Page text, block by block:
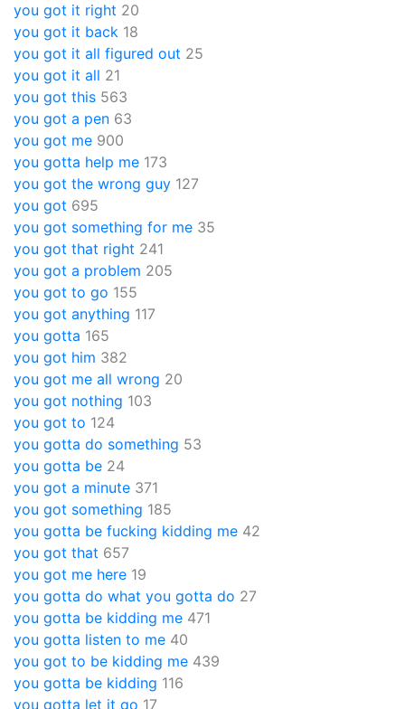
you got it right 20
you got it back 18
you got it all figured out 25
you got it all 21
you got this 563
you got a pen 63
you got me 900
you gotta help me 173
you got the wrong guy 127
you got 695
you got something for me 35
you got that right 241
you got a problem 205
you got to go 155
you got anything 117
you gotta 165
you got him 382
you got me all wrong 20
you got nothing 103
you got to 124
you gotta do something 53
you gotta be 24
you got a minute 371
you got something 185
you gotta be fucking kidding me 42
you got that 657
you got me here 19
you gotta do what you gotta do 27
you gotta be kidding me 471
you gotta listen to me 40
you got to be kidding me 439
you gotta be kidding 116
you gotta let it go 17